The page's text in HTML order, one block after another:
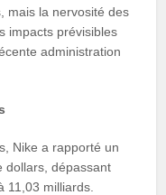
mais la nervosité des
impacts prévisibles
administration
Nike a rapporté un
dollars, dépassant
11,03 milliards.